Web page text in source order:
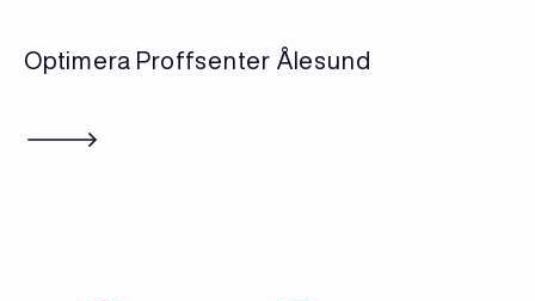
Optimera Proffsenter Ålesund